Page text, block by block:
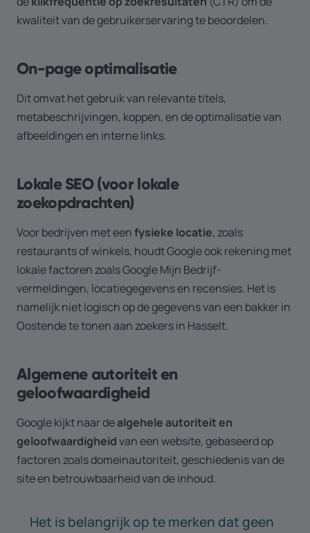
kwaliteit van de gebruikerservaring te beoordelen.
On-page optimalisatie
Dit omvat het gebruik van relevante titels,
metabeschrijvingen, koppen, en de optimalisatie van
afbeeldingen en interne links.
Lokale SEO (voor lokale
zoekopdrachten)
Voor bedrijven met eenfysieke locatie, zoals
restaurants of winkels, houdt Google ook rekening met
lokale factoren zoals Google Mijn Bedrijf-
vermeldingen, locatiegegevens en recensies. Het is
namelijk niet logisch op de gegevens van een bakker in
Oostende te tonen aan zoekers in Hasselt.
Algemene autoriteit en
geloofwaardigheid
Google kijkt naar dealgehele autoriteit en
geloofwaardigheidvan een website, gebaseerd op
factoren zoals domeinautoriteit, geschiedenis van de
site en betrouwbaarheid van de inhoud.
Het is belangrijk op te merken dat geen